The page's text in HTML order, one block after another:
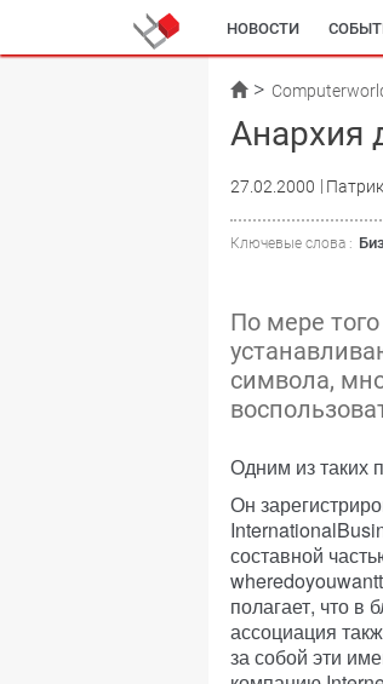
НОВОСТИ
Анархия
27.02.2000
Ключевые слова :
По мере
символа,
Одним из таких
Он
составной
полагает, что в
ассоциация
за собой эти